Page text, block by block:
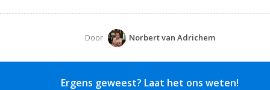
Door Norbert van Adrichem
Ergens geweest? Laat het ons weten!